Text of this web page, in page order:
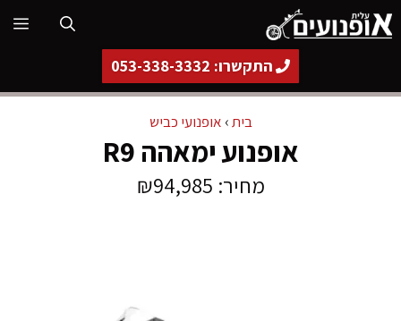
לדלג
לתוכן
התקשרו: 053-338-3332
בית› אופנועי כביש
אופנוע ימאהה R9
מחיר: ₪94,985